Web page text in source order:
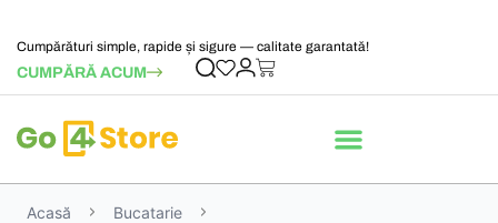
Cumpărături simple, rapide și sigure — calitate garantată!
CUMPĂRĂ ACUM
Acasă
Bucatarie